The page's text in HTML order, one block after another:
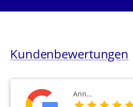
Kundenbewertungen
Ann…